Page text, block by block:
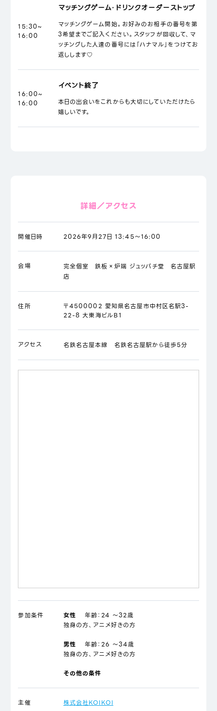
15:30~
16:00
マッチングゲーム・ドリンクオーダーストップ
マッチングゲーム開始。お好みのお相手の番号を第
3希望までご記入ください。スタッフが回収して、マ
ッチングした人達の番号には「ハナマル」をつけてお
返しします♡
16:00~
16:00
イベント終了
本日の出会いをこれからも大切にしていただけたら
嬉しいです。
詳細／アクセス
開催日時 2026年9月27日 13:45～16:00
会場
完全個室 鉄板×炉端 ジュッパチ堂 名古屋駅
店
住所
〒4500002 愛知県名古屋市中村区名駅3-
22-8 大東海ビルＢ1
アクセス 名鉄名古屋本線 名鉄名古屋駅から徒歩5分
参加条件 女性 年齢： 24 ～32歳
独身の方、アニメ好きの方
男性 年齢： 26 ～34歳
独身の方、アニメ好きの方
その他の条件
主催 株式会社KOIKOI